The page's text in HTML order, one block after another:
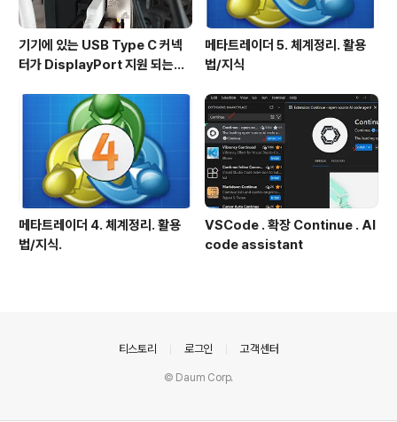
기기에 있는 USB Type C 커넥
터가 DisplayPort 지원 되는지
메타트레이더 5. 체계정리. 활용
법/지식
메타트레이더 4. 체계정리. 활용
법/지식.
VSCode . 확장 Continue . AI
code assistant
티스토리 로그인 고객센터
© Daum Corp.